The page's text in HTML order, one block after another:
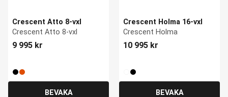
Crescent Atto 8-vxl
Crescent Atto 8-vxl
9 995 kr
Crescent Holma 16-vxl
Crescent Holma
10 995 kr